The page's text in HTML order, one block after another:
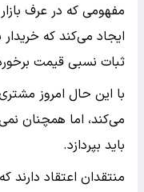
مفهومی که در عرف
ایجاد می‌کند که خریدار
ثبات نسبی قیمت
با این حال امروز
می‌کند، اما همچنان
باید بپردازد.
منتقدان اعتقاد